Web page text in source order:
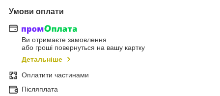
Умови оплати
Ви отримаєте замовлення
або гроші повернуться на вашу картку
Детальніше
Оплатити частинами
Післяплата